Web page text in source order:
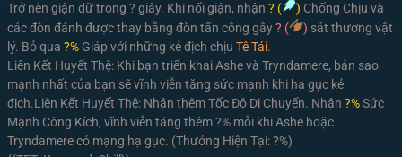
Trở nên giận dữ trong ? giây. Khi nổi giận, nhận ? ( ) Chống Chịu và
các đòn đánh được thay bằng đòn tấn công gây? ( ) sát thương vật
lý. Bỏ qua ?% Giáp với những kẻ địch chịu Tê Tái.
Liên Kết Huyết Thệ: Khi bạn triển khai Ashe và Tryndamere, bản sao
mạnh nhất của bạn sẽ vĩnh viễn tăng sức mạnh khi hạ gục kẻ
địch.Liên Kết Huyết Thệ: Nhận thêm Tốc Độ Di Chuyển. Nhận ?%Sức
Mạnh Công Kích, vĩnh viễn tăng thêm ?% mỗi khi Ashe hoặc
Tryndamere có mạng hạ gục. (Thưởng Hiện Tại: ?%)